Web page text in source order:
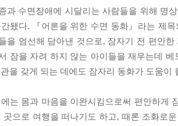
과 수면장애에 시달리는 사람들을 위해 명
됐다. 『어른을 위한 수면 동화』라는 제
을 엄선해 담아낸 것으로, 잠자기 전 편안
잠을 자려 하지 않는 아이들을 재우는데
을 갖게 되는 데에도 잠자리 동화가 도움
는 몸과 마음을 이완시킴으로써 편안하게
곳으로 여행을 떠나기도 하고, 때론 조화로